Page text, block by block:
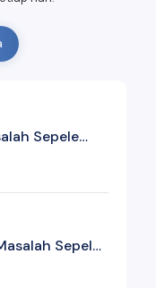
Sepele
Serius Jika
Sepele
Serius